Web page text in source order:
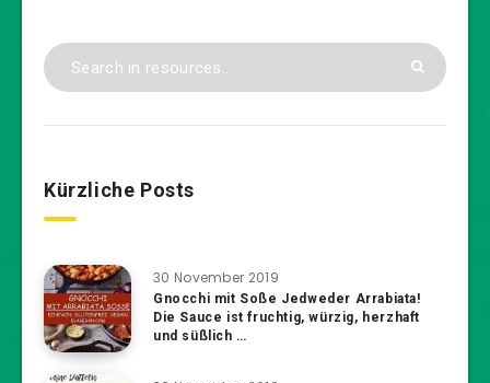
Kürzliche Posts
30 November 2019
Gnocchi mit Soße Jedweder Arrabiata!
Die Sauce ist fruchtig, würzig, herzhaft
und süßlich …